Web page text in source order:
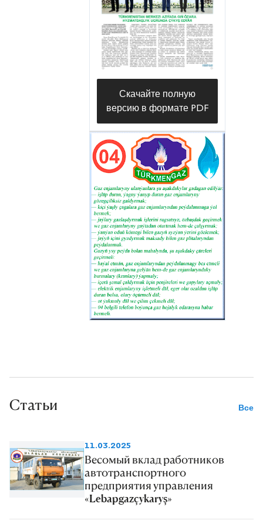
— У нас имеются все условия и
широкие возможности для
успешного лечения различных
заболеваний с помощью
минеральной воды и
современного медицинского
оборудования. Опытный
медперсонал и другие
специалисты усердно работают
над предоставлением
качественных услуг нашим
постояльцам, — говорит
главный врач санатория
Шагельды Боранов.
Скачайте полную
версию в формате PDF
Статьи Все
11.03.2025
Весомый вклад работников
автотранспортного
предприятия управления
«Lebapgazçykaryş»